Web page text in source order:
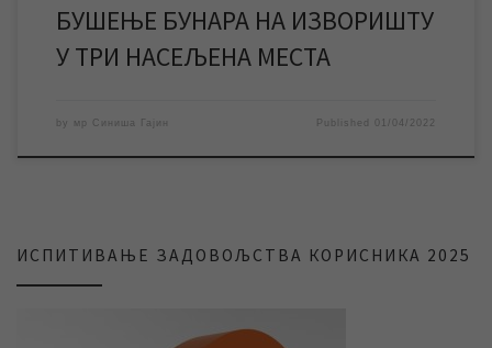
БУШЕЊЕ БУНАРА НА ИЗВОРИШТУ
У ТРИ НАСЕЉЕНА МЕСТА
by мр Синиша Гајин Published 01/04/2022
ИСПИТИВАЊЕ ЗАДОВОЉСТВА КОРИСНИКА 2025